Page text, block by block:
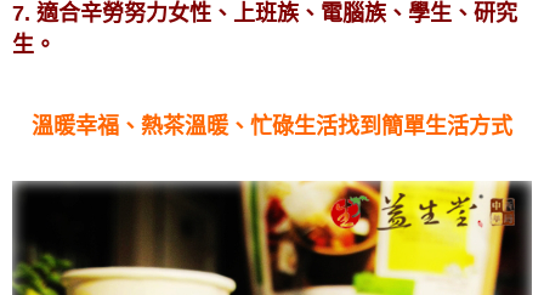
7. 適合辛勞努力女性、上班族、電腦族、學生、研究
生。
溫暖幸福、熱茶溫暖、忙碌生活找到簡單生活方式